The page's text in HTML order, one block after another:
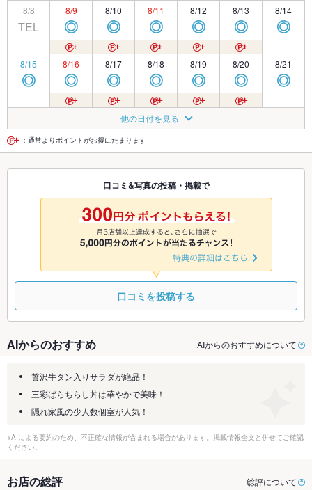
8/8
TEL
8/9
◎
8/10
◎
8/11
◎
8/12
◎
8/13
◎
8/14
◎
8/15
◎
8/16
◎
8/17
◎
8/18
◎
8/19
◎
8/20
◎
8/21
◎
◎ ◎
8/24
◎
8/25
◎
8/26
◎ ◎ ◎
8/29 8/30 8/31
◎
9/1
◎
9/2
◎
9/3 9/4
9/7
◎
9/8
◎
9/9
◎
9/10
他の日付を見る
：通常よりポイントがお得にたまります
口コミ&写真の投稿・掲載で
口コミを投稿する
AIからのおすすめ AIからのおすすめについて
贅沢牛タン入りサラダが絶品！
三彩ばらちらし丼は華やかで美味！
隠れ家風の少人数個室が人気！
※AIによる要約のため、不正確な情報が含まれる場合があります。掲載情報全文と併せてご確認
ください。
お店の総評 総評について